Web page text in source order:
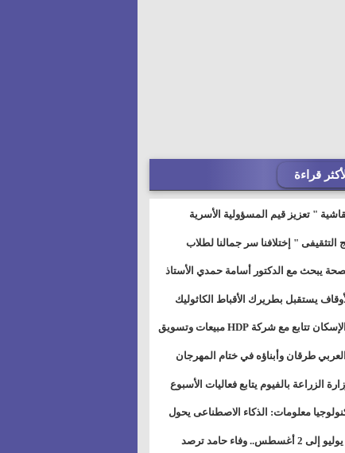
قراءة
" تعزيز قيم المسؤولية الأسرية
التثقيفى " إختلافنا سر جمالنا لطلاب
ذوى الهمهم" بمدارس التربية الخاصة
يبحث مع الدكتور أسامة حمدي الأستاذ
هارفارد توسيع برامج التوعية بمرض السكري
يستقبل بطريرك الأقباط الكاثوليك
وزيرة الإسكان تتابع مع شركة HDP مبيعات وتسويق
المدن الجديدة
طرقان وأبناؤه في ختام المهرجان
للموسيقى والغناء بالمسرح المكشوف
الزراعة بالفيوم يتابع فعاليات الأسبوع
معلومات: الذكاء الاصطناعى يحول
إلى سلعة فى اقتصاد الانتباه
من 27 يوليو إلى 2 أغسطس.. وفاء حامد ترصد